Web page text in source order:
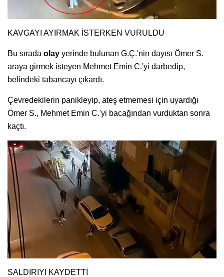
KAVGAYI AYIRMAK İSTERKEN VURULDU
Bu sırada olay yerinde bulunan G.Ç.'nin dayısı Ömer S.
araya girmek isteyen Mehmet Emin C.'yi darbedip,
belindeki tabancayı çıkardı.
Çevredekilerin panikleyip, ateş etmemesi için uyardığı
Ömer S., Mehmet Emin C.'yi bacağından vurduktan sonra
kaçtı.
SALDIRIYI KAYDETTİ